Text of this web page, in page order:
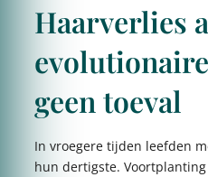
Haarverlies
geen toeval
In vroegere tijden leefden
hun dertigste.